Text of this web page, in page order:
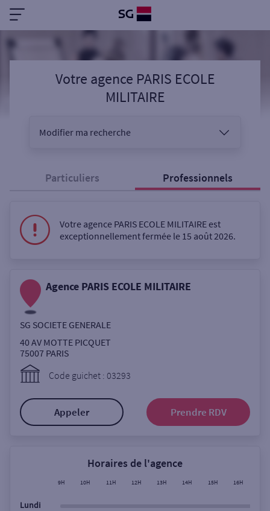
Votre agence PARIS ECOLE
MILITAIRE
Modifier ma recherche
Sélectionnez votre recherche
Coffre-fort
Ville / Code postal
Particuliers Professionnels
Votre agence PARIS ECOLE MILITAIRE est
exceptionnellement fermée le 15 août 2026.
Agence PARIS ECOLE MILITAIRE
SG SOCIETE GENERALE
40 AV MOTTE PICQUET
75007 PARIS
Code guichet : 03293
Appeler Prendre RDV
Horaires de l'agence
9H 10H 11H 12H 13H 14H 15H 16H
Lundi